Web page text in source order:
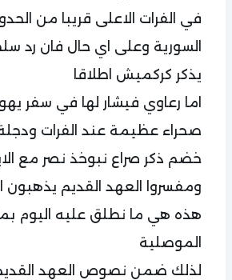
في الفرات الاعلى قريبا من
السورية وعلى اي حال فان رد
يذكر كركميش اطلاقا
اما رعاوي فيشار لها في سفر
صحراء عظيمة عند الفرات
خضم ذكر صراع نبوخذ نصر مع
ومفسروا العهد القديم يذهبون
هذه هي ما نطلق عليه اليوم
الموصلية
لذلك ضمن نصوص العهد